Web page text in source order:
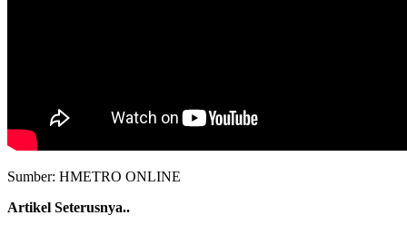
Sumber: HMETRO ONLINE
Artikel Seterusnya..